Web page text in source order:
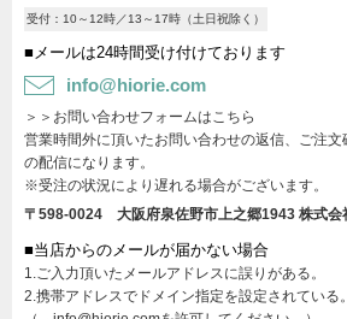
受付：10～12時／13～17時（土日祝除く）
■メールは24時間受け付けております
info@hiorie.com
＞＞お問い合わせフォームはこちら
営業時間外に頂いたお問い合わせの返信、ご注
の配信になります。
※受注の状況により遅れる場合がございます。
〒598-0024 大阪府泉佐野市上之郷1943 株式会
■当店からのメールが届かない場合
1.ご入力頂いたメールアドレスに誤りがある。
2.携帯アドレスでドメイン指定を設定されている。